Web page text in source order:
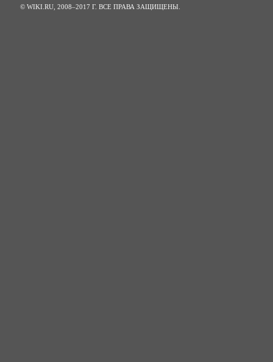
© WIKI.RU, 2008–2017 Г. ВСЕ ПРАВА ЗАЩИЩЕНЫ.